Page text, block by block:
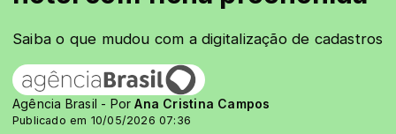
Saiba o que mudou com a digitalização de cadastros
Agência Brasil - PorAna Cristina Campos
Publicado em 10/05/2026 07:36